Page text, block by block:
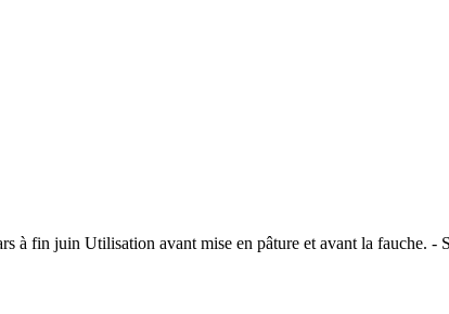
à fin juin Utilisation avant mise en pâture et avant la fauche. -